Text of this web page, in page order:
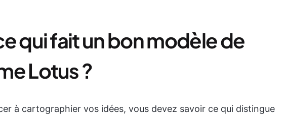
qui fait un bon modèle de
Lotus ?
à cartographier vos idées, vous devez savoir ce qui distingue